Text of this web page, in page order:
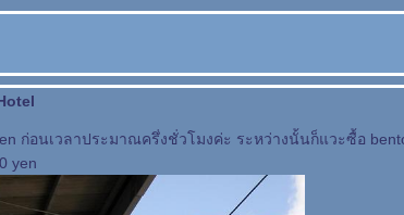
ก่อนเวลาประมาณครึ่งชั่วโมงค่ะ ระหว่างนั้นก็แวะซื้อ
yen